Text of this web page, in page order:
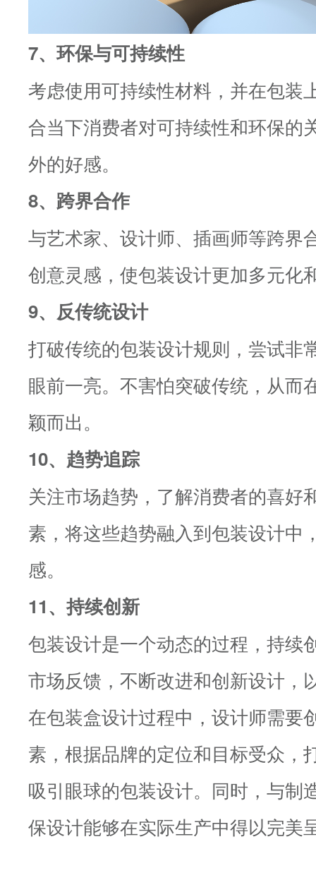
7、环保与可持续性
考虑使用可持续性材料，并在包装
合当下消费者对可持续性和环保的
外的好感。
8、跨界合作
与艺术家、设计师、插画师等跨界
创意灵感，使包装设计更加多元化
9、反传统设计
打破传统的包装设计规则，尝试非
眼前一亮。不害怕突破传统，从而
颖而出。
10、趋势追踪
关注市场趋势，了解消费者的喜好
素，将这些趋势融入到包装设计中
感。
11、持续创新
包装设计是一个动态的过程，持续
市场反馈，不断改进和创新设计，
在包装盒设计过程中，设计师需要
素，根据品牌的定位和目标受众，
吸引眼球的包装设计。同时，与制
保设计能够在实际生产中得以完美